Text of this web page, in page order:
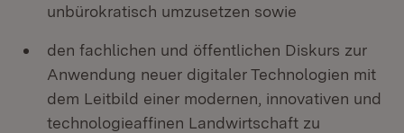
unbürokratisch umzusetzen sowie
den fachlichen und öffentlichen Diskurs zur
Anwendung neuer digitaler Technologien mit
dem Leitbild einer modernen, innovativen und
technologieaffinen Landwirtschaft zu